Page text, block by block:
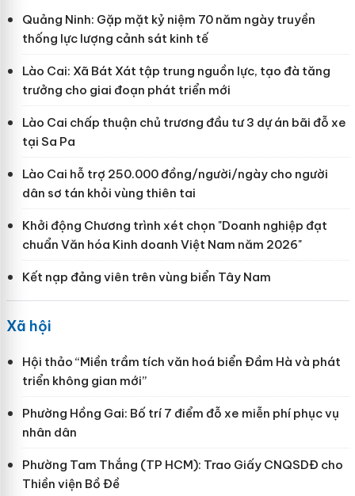
Quảng Ninh: Gặp mặt kỷ niệm 70 năm ngày truyền
thống lực lượng cảnh sát kinh tế
Lào Cai: Xã Bát Xát tập trung nguồn lực, tạo đà tăng
trưởng cho giai đoạn phát triển mới
Lào Cai chấp thuận chủ trương đầu tư 3 dự án bãi đỗ xe
tại Sa Pa
Lào Cai hỗ trợ 250.000 đồng/người/ngày cho người
dân sơ tán khỏi vùng thiên tai
Khởi động Chương trình xét chọn "Doanh nghiệp đạt
chuẩn Văn hóa Kinh doanh Việt Nam năm 2026"
Kết nạp đảng viên trên vùng biển Tây Nam
Xã hội
Hội thảo “Miền trầm tích văn hoá biển Đầm Hà và phát
triển không gian mới”
Phường Hồng Gai: Bố trí 7 điểm đỗ xe miễn phí phục vụ
nhân dân
Phường Tam Thắng (TP HCM): Trao Giấy CNQSDĐ cho
Thiền viện Bồ Đề